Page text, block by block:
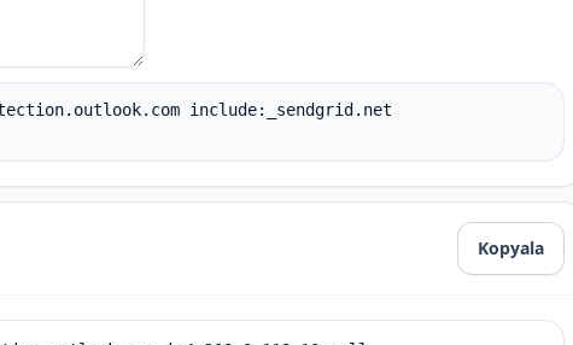
include:_sendgrid.net
Kopyala